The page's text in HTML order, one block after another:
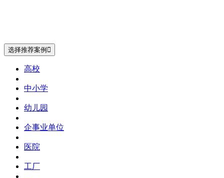
选择推荐案例 
高校
中小学
幼儿园
企事业单位
医院
工厂